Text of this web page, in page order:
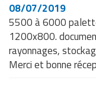
08/07/2019
5500 à 6000
1200x800.
rayonnages,
Merci et bonne